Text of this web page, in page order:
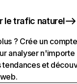
le trafic naturel
? Crée un compte
analyser n'importe
tendances et